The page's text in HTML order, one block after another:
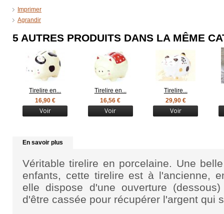
Imprimer
Agrandir
5 AUTRES PRODUITS DANS LA MÊME
Tirelire en...
16,90 €
Voir
Tirelire en...
16,56 €
Voir
Tirelire...
29,90 €
Voir
En savoir plus
Véritable tirelire en porcelaine. Une
enfants, cette tirelire est à l'ancienne,
elle dispose d'une ouverture
d'être cassée pour récupérer l'argent qui